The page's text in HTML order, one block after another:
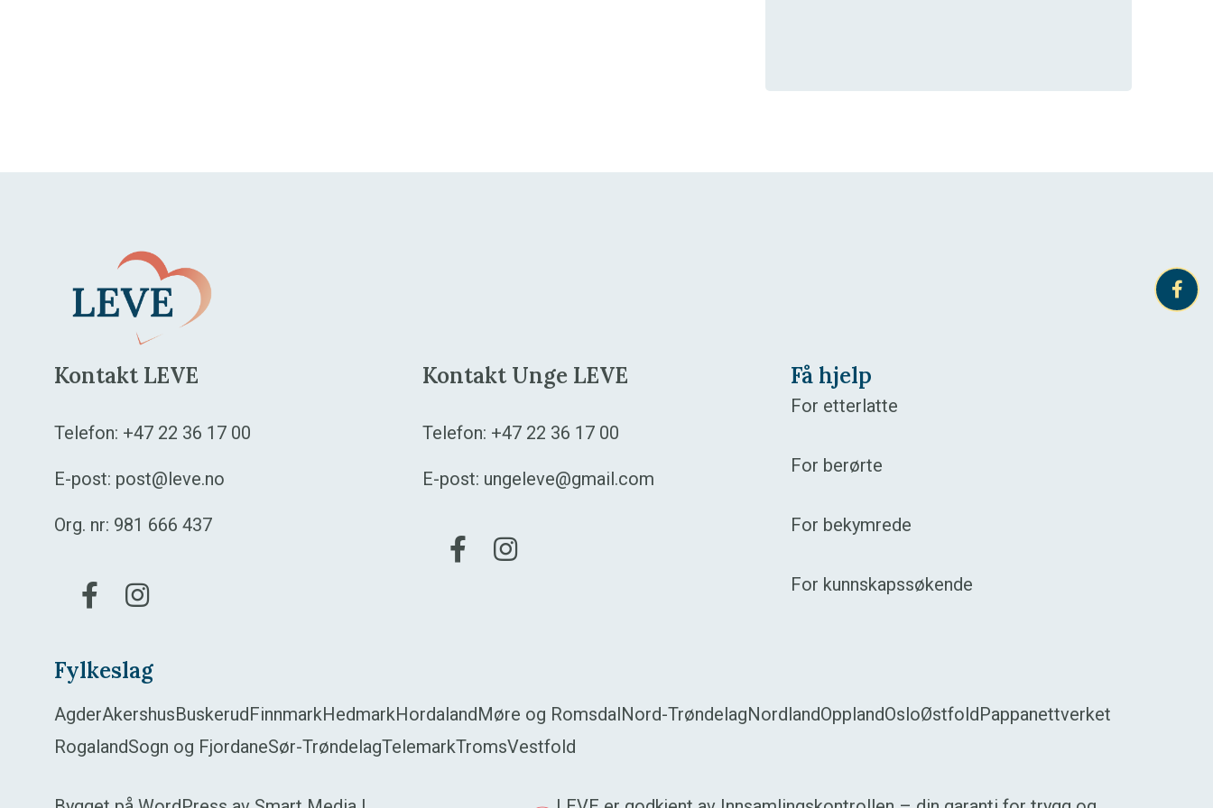
Kontakt LEVE
Telefon: +47 22 36 17 00
E-post: post@leve.no
Org. nr: 981 666 437
Gå til vår Facebook
Gå til vår Instagram
Kontakt Unge LEVE
Telefon: +47 22 36 17 00
E-post: ungeleve@gmail.com
Gå til vår Facebook
Gå til vår Instagram
Få hjelp
For etterlatte
For berørte
For bekymrede
For kunnskapssøkende
Fylkeslag
AgderAkershusBuskerudFinnmarkHedmarkHordalandMøre og RomsdalNord-TrøndelagNordlandOpplandOsloØstfoldPappanettverket
RogalandSogn og FjordaneSør-TrøndelagTelemarkTromsVestfold